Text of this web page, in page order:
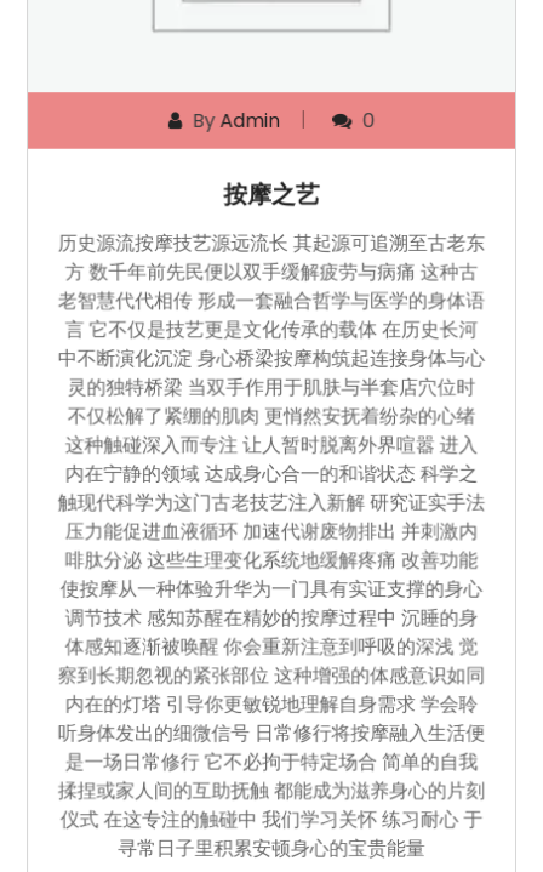
ByAdmin 0
按摩之艺
历史源流按摩技艺源远流长 其起源可追溯至古老东
方 数千年前先民便以双手缓解疲劳与病痛 这种古
老智慧代代相传 形成一套融合哲学与医学的身体语
言 它不仅是技艺更是文化传承的载体 在历史长河
中不断演化沉淀 身心桥梁按摩构筑起连接身体与心
灵的独特桥梁 当双手作用于肌肤与半套店穴位时
不仅松解了紧绷的肌肉 更悄然安抚着纷杂的心绪
这种触碰深入而专注 让人暂时脱离外界喧嚣 进入
内在宁静的领域 达成身心合一的和谐状态 科学之
触现代科学为这门古老技艺注入新解 研究证实手法
压力能促进血液循环 加速代谢废物排出 并刺激内
啡肽分泌 这些生理变化系统地缓解疼痛 改善功能
使按摩从一种体验升华为一门具有实证支撑的身心
调节技术 感知苏醒在精妙的按摩过程中 沉睡的身
体感知逐渐被唤醒 你会重新注意到呼吸的深浅 觉
察到长期忽视的紧张部位 这种增强的体感意识如同
内在的灯塔 引导你更敏锐地理解自身需求 学会聆
听身体发出的细微信号 日常修行将按摩融入生活便
是一场日常修行 它不必拘于特定场合 简单的自我
揉捏或家人间的互助抚触 都能成为滋养身心的片刻
仪式 在这专注的触碰中 我们学习关怀 练习耐心 于
寻常日子里积累安顿身心的宝贵能量